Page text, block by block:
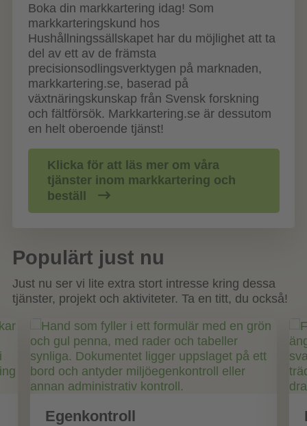
Boka din markkartering idag! Som
markkarteringskund hos
Hushållningssällskapet har du möjlighet att ta
del av ett av de främsta
precisionsodlingsverktygen på marknaden,
markkartering.se, baserad på
växtnäringskunskap från Svensk forskning
och fältförsök. Markkartering.se är dessutom
en helt oberoende tjänst!
Klicka för att läs mer om våra
tjänster inom markkartering och
beställ
Populärt just nu
Just nu ser vi lite extra stort intresse kring dessa
tjänster, projekt och aktiviteter. Ta en titt, du också!
Egenkontroll